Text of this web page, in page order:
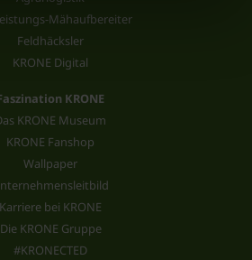
Mähaufbereiter
Feldhäcksler
KRONE Digital
KRONE
KRONE Museum
KRONE Fanshop
Wallpaper
Karriere bei KRONE
Die KRONE Gruppe
#KRONECTED